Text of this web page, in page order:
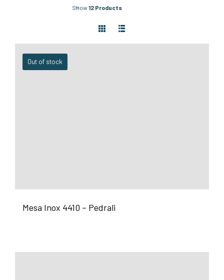
Show12 Products
Out of stock
Mesa Inox 4410 – Pedrali